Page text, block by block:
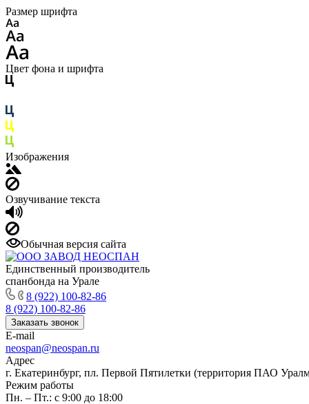
Размер шрифта
Цвет фона и шрифта
Изображения
Озвучивание текста
Обычная версия сайта
Единственный производитель
спанбонда на Урале
8 (922) 100-82-86
8 (922) 100-82-86
Заказать звонок
E-mail
neospan@neospan.ru
Адрес
г. Екатеринбург, пл. Первой Пятилетки (территория ПАО
Режим работы
Пн. – Пт.: с 9:00 до 18:00